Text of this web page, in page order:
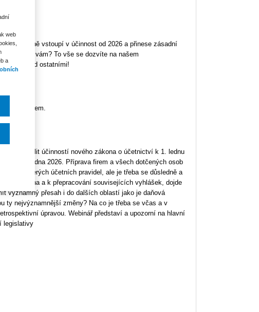
vstoupí v účinnost od 2026 a přinese zásadní
právě vám? To vše se dozvíte na našem
krok před ostatními!
firem.
vyvrcholit účinností nového zákona o účetnictví k 1. lednu
na 1. ledna 2026. Příprava firem a všech dotčených osob
některých účetních pravidel, ale je třeba se důsledně a
zákona a k přepracování souvisejících vyhlášek, dojde
významný přesah i do dalších oblastí jako je daňová
ty nejvýznamnější změny? Na co je třeba se včas a v
úpravou. Webinář představí a upozorní na hlavní
legislativy
web
a